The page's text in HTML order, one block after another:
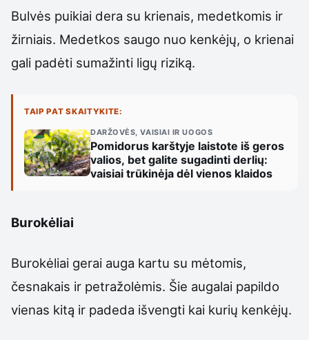
Bulvės puikiai dera su krienais, medetkomis ir
žirniais. Medetkos saugo nuo kenkėjų, o krienai
gali padėti sumažinti ligų riziką.
TAIP PAT SKAITYKITE:
DARŽOVĖS, VAISIAI IR UOGOS
Pomidorus karštyje laistote iš geros
valios, bet galite sugadinti derlių:
vaisiai trūkinėja dėl vienos klaidos
Burokėliai
Burokėliai gerai auga kartu su mėtomis,
česnakais ir petražolėmis. Šie augalai papildo
vienas kitą ir padeda išvengti kai kurių kenkėjų.